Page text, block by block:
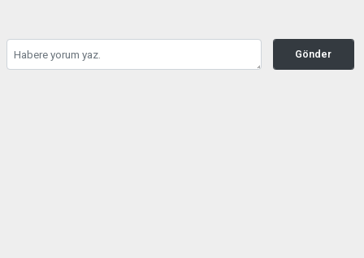
Gönder